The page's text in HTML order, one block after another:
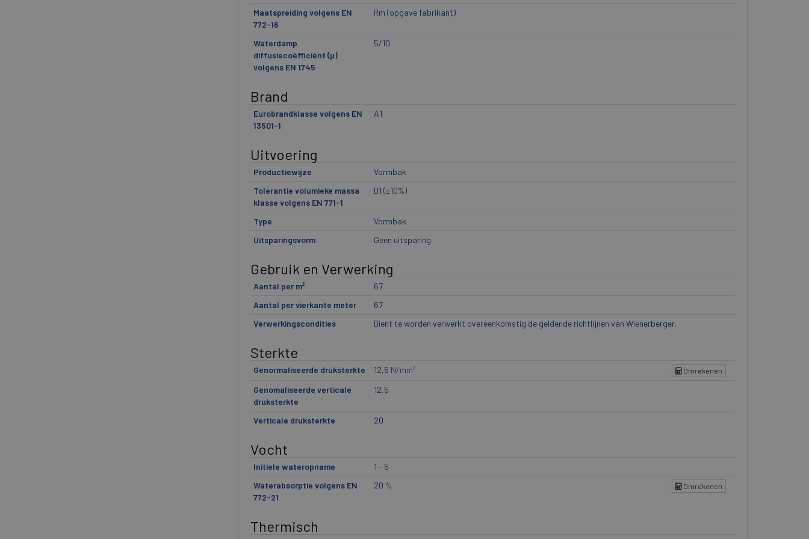
Maatspreiding volgens EN
772-16
Rm (opgave fabrikant)
Waterdamp
diffusiecoëfficiënt (µ)
volgens EN 1745
5/10
Brand
Eurobrandklasse volgens EN
13501-1
A1
Uitvoering
Productiewijze
Vormbak
Tolerantie volumieke massa
klasse volgens EN 771-1
D1 (±10%)
Type
Vormbak
Uitsparingsvorm
Geen uitsparing
Gebruik en Verwerking
Aantal per m²
67
Aantal per vierkante meter
67
Verwerkingscondities
Dient te worden verwerkt overeenkomstig de geldende richtlijnen van Wienerberger.
Sterkte
Genormaliseerde druksterkte 12,5 N/mm² Omrekenen
Genomaliseerde verticale
druksterkte
12,5
Verticale druksterkte 20
Vocht
Initiele wateropname
1 - 5
Waterabsorptie volgens EN
772-21
20 % Omrekenen
Thermisch